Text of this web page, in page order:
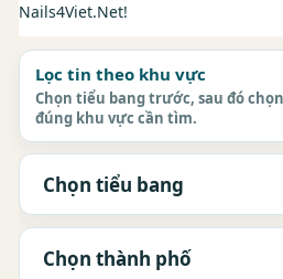
Nails4Viet.Net!
Lọc tin theo khu vực
Chọn tiểu bang trước, sau đó
đúng khu vực cần tìm.